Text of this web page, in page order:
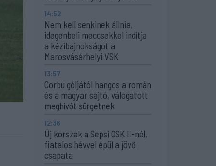
14:52
Nem kell senkinek állnia,
idegenbeli meccsekkel indítja
a kézibajnokságot a
Marosvásárhelyi VSK
13:57
Corbu góljától hangos a román
és a magyar sajtó, válogatott
meghívót sürgetnek
12:36
Új korszak a Sepsi OSK II-nél,
fiatalos hévvel épül a jövő
csapata